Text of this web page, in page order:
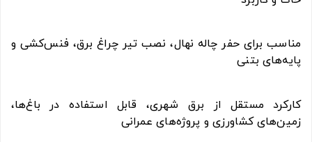
مناسب برای حفر چاله نهال، نصب تیر چراغ برق، فنس‌کشی و
پایه‌های بتنی
کارکرد مستقل از برق شهری، قابل استفاده در باغ‌ها،
زمین‌های کشاورزی و پروژه‌های عمرانی